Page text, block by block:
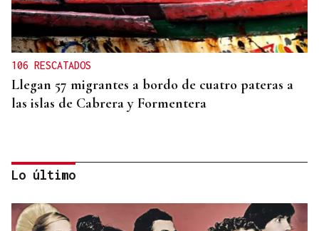
106 RESCATADOS
Llegan 57 migrantes a bordo de cuatro pateras a
las islas de Cabrera y Formentera
Lo último